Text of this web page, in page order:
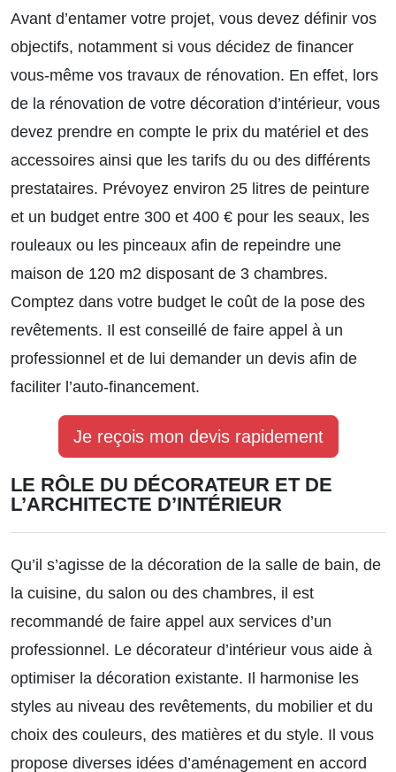
Avant d’entamer votre projet, vous devez définir vos
objectifs, notamment si vous décidez de financer
vous-même vos travaux de rénovation. En effet, lors
de la rénovation de votre décoration d’intérieur, vous
devez prendre en compte le prix du matériel et des
accessoires ainsi que les tarifs du ou des différents
prestataires. Prévoyez environ 25 litres de peinture
et un budget entre 300 et 400 € pour les seaux, les
rouleaux ou les pinceaux afin de repeindre une
maison de 120 m2 disposant de 3 chambres.
Comptez dans votre budget le coût de la pose des
revêtements. Il est conseillé de faire appel à un
professionnel et de lui demander un devis afin de
faciliter l’auto-financement.
Je reçois mon devis rapidement
LE RÔLE DU DÉCORATEUR ET DE
L’ARCHITECTE D’INTÉRIEUR
Qu’il s’agisse de la décoration de la salle de bain, de
la cuisine, du salon ou des chambres, il est
recommandé de faire appel aux services d’un
professionnel. Le décorateur d’intérieur vous aide à
optimiser la décoration existante. Il harmonise les
styles au niveau des revêtements, du mobilier et du
choix des couleurs, des matières et du style. Il vous
propose diverses idées d’aménagement en accord